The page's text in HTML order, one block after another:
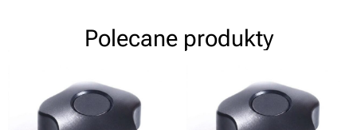
Polecane produkty